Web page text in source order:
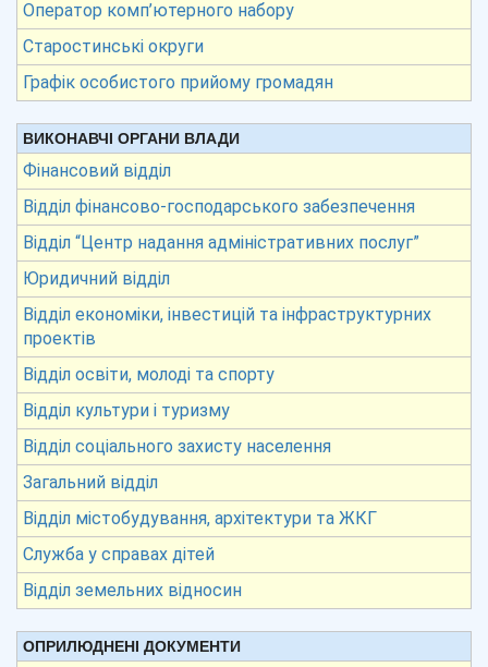
Оператор комп’ютерного набору
Старостинські округи
Графік особистого прийому громадян
ВИКОНАВЧІ ОРГАНИ ВЛАДИ
Фінансовий відділ
Відділ фінансово-господарського забезпечення
Відділ “Центр надання адміністративних послуг”
Юридичний відділ
Відділ економіки, інвестицій та інфраструктурних
проектів
Відділ освіти, молоді та спорту
Відділ культури і туризму
Відділ соціального захисту населення
Загальний відділ
Відділ містобудування, архітектури та ЖКГ
Служба у справах дітей
Відділ земельних відносин
ОПРИЛЮДНЕНІ ДОКУМЕНТИ